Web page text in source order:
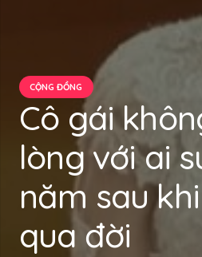
CỘNG ĐỒNG
Cô gái
lòng với ai
năm sau
qua đời